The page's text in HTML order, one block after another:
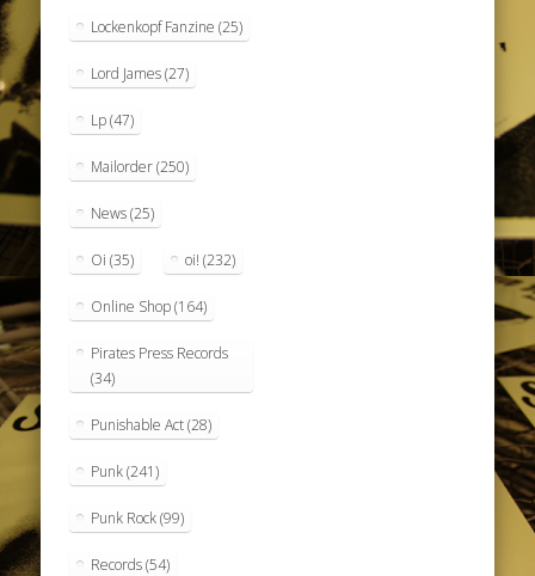
Lockenkopf Fanzine (25)
Lord James(27)
Lp(47)
Mailorder(250)
News(25)
Oi (35) oi! (232)
Online Shop(164)
Pirates Press Records
(34)
Punishable Act(28)
Punk(241)
Punk Rock(99)
Records(54)